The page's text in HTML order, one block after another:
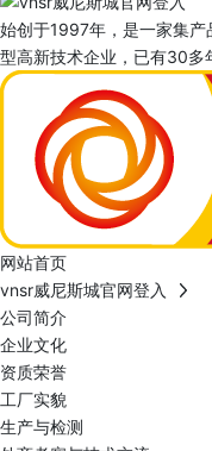
始创于1997年，是一家集
型高新技术企业，已有30多
网站首页
vnsr威尼斯城官网登入
公司简介
企业文化
资质荣誉
工厂实貌
生产与检测